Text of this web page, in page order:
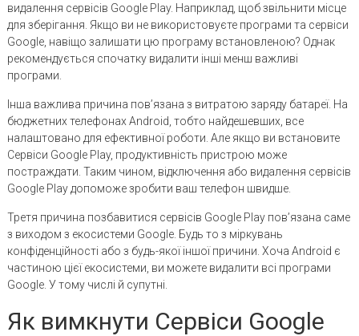
видалення сервісів Google Play. Наприклад, щоб звільнити місце
для зберігання. Якщо ви не використовуєте програми та сервіси
Google, навіщо залишати цю програму встановленою? Однак
рекомендується спочатку видалити інші менш важливі
програми.
Інша важлива причина пов’язана з витратою заряду батареї. На
бюджетних телефонах Android, тобто найдешевших, все
налаштовано для ефективної роботи. Але якщо ви встановите
Сервіси Google Play, продуктивність пристрою може
постраждати. Таким чином, відключення або видалення сервісів
Google Play допоможе зробити ваш телефон швидше.
Третя причина позбавитися сервісів Google Play пов’язана саме
з виходом з екосистеми Google. Будь то з міркувань
конфіденційності або з будь-якої іншої причини. Хоча Android є
частиною цієї екосистеми, ви можете видалити всі програми
Google. У тому числі й супутні.
Як вимкнути Сервіси Google